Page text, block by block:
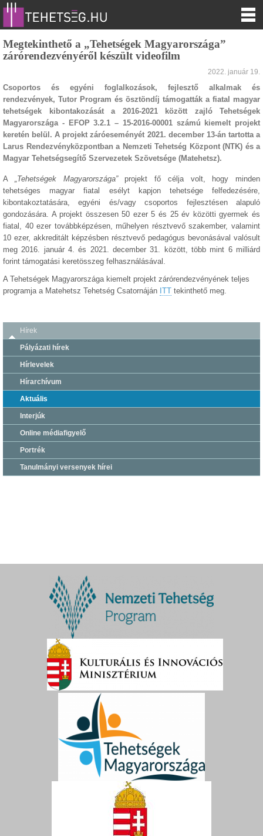
Megtekinthető a „Tehetségek Magyarországa”
zárórendezvényéről készült videofilm
2022. január 19.
Csoportos és egyéni foglalkozások, fejlesztő alkalmak és
rendezvények, Tutor Program és ösztöndíj támogatták a fiatal magyar
tehetségek kibontakozását a 2016-2021 között zajló Tehetségek
Magyarországa - EFOP 3.2.1 – 15-2016-00001 számú kiemelt projekt
keretén belül. A projekt záróeseményét 2021. december 13-án tartotta a
Larus Rendezvényközpontban a Nemzeti Tehetség Központ (NTK) és a
Magyar Tehetségsegítő Szervezetek Szövetsége (Matehetsz).
A „Tehetségek Magyarországa”projekt fő célja volt, hogy minden
tehetséges magyar fiatal esélyt kapjon tehetsége felfedezésére,
kibontakoztatására, egyéni és/vagy csoportos fejlesztésen alapuló
gondozására. A projekt összesen 50 ezer 5 és 25 év közötti gyermek és
fiatal, 40 ezer továbbképzésen, műhelyen résztvevő szakember, valamint
10 ezer, akkreditált képzésben résztvevő pedagógus bevonásával valósult
meg 2016. január 4. és 2021. december 31. között, több mint 6 milliárd
forint támogatási keretösszeg felhasználásával.
A Tehetségek Magyarországa kiemelt projekt zárórendezvényének teljes
programja a Matehetsz Tehetség Csatornáján ITT tekinthető meg.
Hírek
Pályázati hírek
Hírlevelek
Hírarchívum
Aktuális
Interjúk
Online médiafigyelő
Portrék
Tanulmányi versenyek hírei